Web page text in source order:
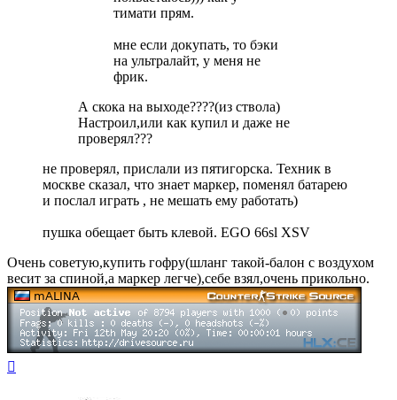
тимати прям.
мне если докупать, то бэки
на ультралайт, у меня не
фрик.
А скока на выходе????(из ствола)
Настроил,или как купил и даже не
проверял???
не проверял, прислали из пятигорска. Техник в
москве сказал, что знает маркер, поменял батарею
и послал играть , не мешать ему работать)
пушка обещает быть клевой. EGO 66sl XSV
Очень советую,купить гофру(шланг такой-балон с воздухом
весит за спиной,а маркер легче),себе взял,очень прикольно.